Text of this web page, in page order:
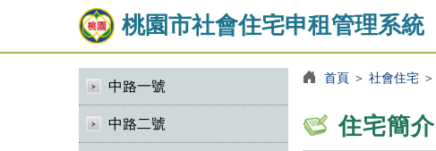
桃園市社會住宅申租管理系統
中路一號
中路二號
首頁＞ 社會住宅＞
住宅簡介